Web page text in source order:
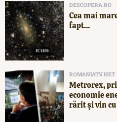
DESCOPERA.RO
Cea mai
fapt...
ROMANIATV.NET
Metrorex,
economie
rărit și vin